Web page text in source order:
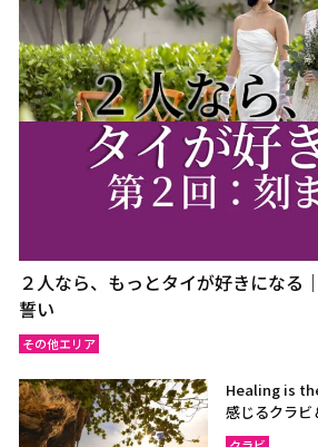
２人なら、もっとタイが好きになる
誓い
その他エリア
Healing is
感じるクラ